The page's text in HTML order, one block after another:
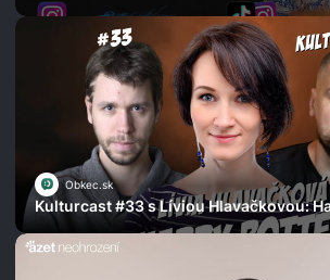
Obkec.sk
Kulturcast #33 s Líviou Hlavačkovou: